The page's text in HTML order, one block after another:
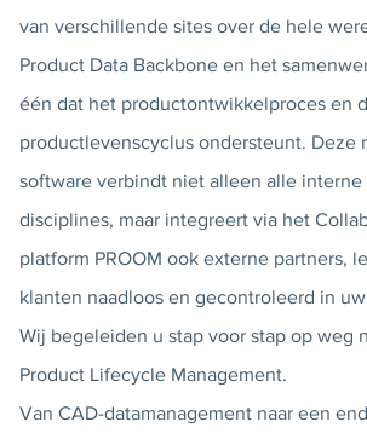
van verschillende sites over de hele
Product Data Backbone en het
één dat het productontwikkelproces en
productlevenscyclus ondersteunt. Deze
software verbindt niet alleen alle
disciplines, maar integreert via het
platform PROOM ook externe partners,
klanten naadloos en gecontroleerd in
Wij begeleiden u stap voor stap op weg
Product Lifecycle Management.
Van CAD-datamanagement naar een